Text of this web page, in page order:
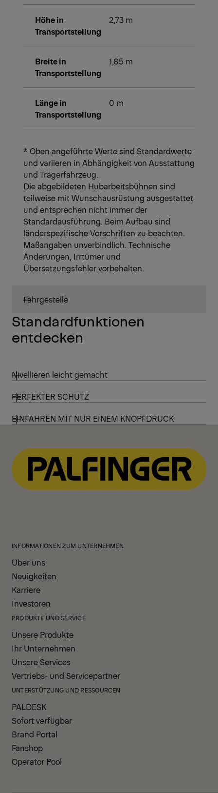
Höhe in
Transportstellung
2,73 m
Breite in
Transportstellung
1,85 m
Länge in
Transportstellung
0 m
* Oben angeführte Werte sind Standardwerte
und variieren in Abhängigkeit von Ausstattung
und Trägerfahrzeug.
Die abgebildeten Hubarbeitsbühnen sind
teilweise mit Wunschausrüstung ausgestattet
und entsprechen nicht immer der
Standardausführung. Beim Aufbau sind
länderspezifische Vorschriften zu beachten.
Maßangaben unverbindlich. Technische
Änderungen, Irrtümer und
Übersetzungsfehler vorbehalten.
Fahrgestelle
Standardfunktionen
entdecken
Nivellieren leicht gemacht
PERFEKTER SCHUTZ
EINFAHREN MIT NUR EINEM KNOPFDRUCK
INFORMATIONEN ZUM UNTERNEHMEN
Über uns
Neuigkeiten
Karriere
Investoren
PRODUKTE UND SERVICE
Unsere Produkte
Ihr Unternehmen
Unsere Services
Vertriebs- und Servicepartner
UNTERSTÜTZUNG UND RESSOURCEN
PALDESK
Sofort verfügbar
Brand Portal
Fanshop
Operator Pool